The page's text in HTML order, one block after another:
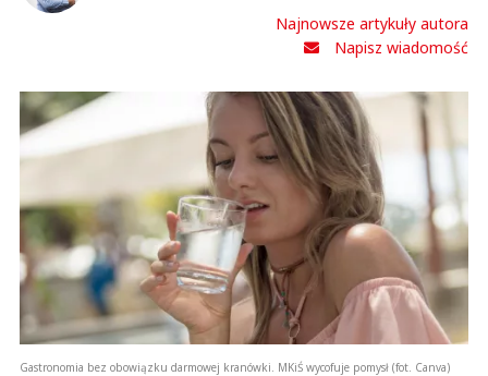
Najnowsze artykuły autora
Napisz wiadomość
Gastronomia bez obowiązku darmowej kranówki. MKiŚ wycofuje pomysł (fot. Canva)